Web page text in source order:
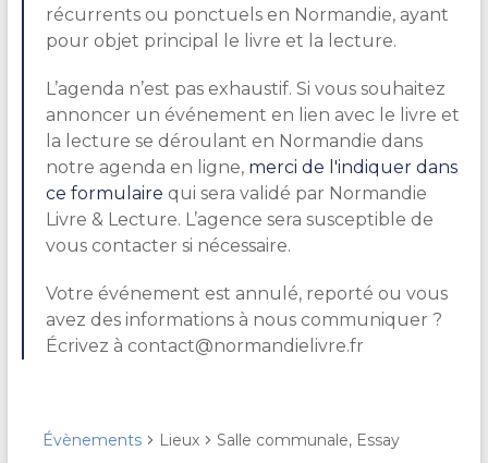
récurrents ou ponctuels en Normandie, ayant
pour objet principal le livre et la lecture.
L’agenda n’est pas exhaustif. Si vous souhaitez
annoncer un événement en lien avec le livre et
la lecture se déroulant en Normandie dans
notre agenda en ligne, merci de l'indiquer dans
ce formulaire qui sera validé par Normandie
Livre & Lecture. L’agence sera susceptible de
vous contacter si nécessaire.
Votre événement est annulé, reporté ou vous
avez des informations à nous communiquer ?
Écrivez à contact@normandielivre.fr
Évènements Lieux Salle communale, Essay